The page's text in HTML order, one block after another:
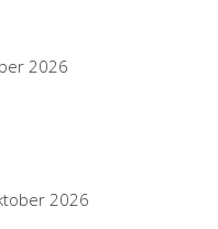
2026
2026